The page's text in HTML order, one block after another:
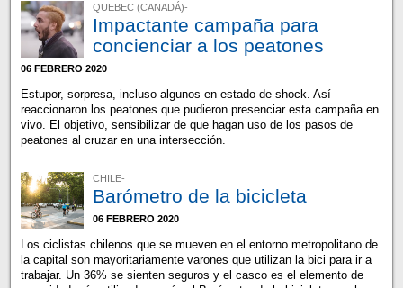
QUEBEC (CANADÁ)-
Impactante campaña para
concienciar a los peatones
06 FEBRERO 2020
Estupor, sorpresa, incluso algunos en estado de shock. Así
reaccionaron los peatones que pudieron presenciar esta campaña en
vivo. El objetivo, sensibilizar de que hagan uso de los pasos de
peatones al cruzar en una intersección.
CHILE-
Barómetro de la bicicleta
06 FEBRERO 2020
Los ciclistas chilenos que se mueven en el entorno metropolitano de
la capital son mayoritariamente varones que utilizan la bici para ir a
trabajar. Un 36% se sienten seguros y el casco es el elemento de